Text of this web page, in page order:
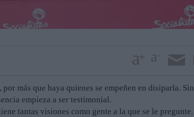
más que haya quienes se empeñen en disiparla. Sin
empieza a ser testimonial.
tantas visiones como gente a la que se le pregunte.